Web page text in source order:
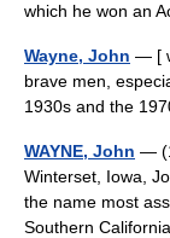
which he won an
Wayne, John — [
brave men,
1930s and the
WAYNE, John —
Winterset, Iowa,
the name most
Southern